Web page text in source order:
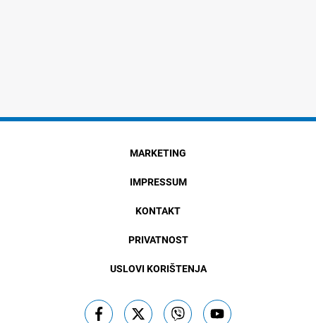
MARKETING
IMPRESSUM
KONTAKT
PRIVATNOST
USLOVI KORIŠTENJA